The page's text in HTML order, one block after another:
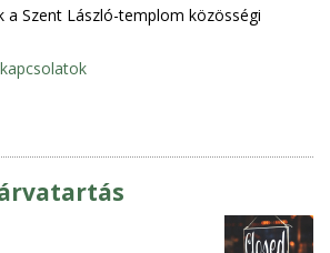
Szent László-templom közösségi